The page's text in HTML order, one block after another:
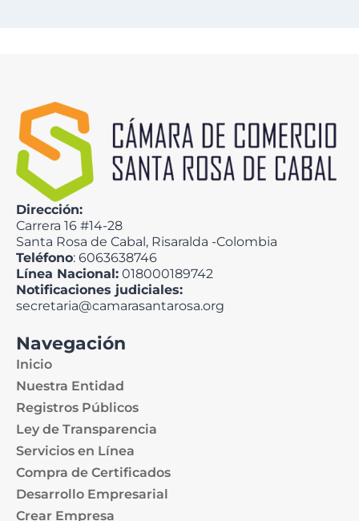
Dirección:
Carrera 16 #14-28
Santa Rosa de Cabal, Risaralda -Colombia
Teléfono: 6063638746
Línea Nacional: 018000189742
Notificaciones judiciales:
secretaria@camarasantarosa.org
Navegación
Inicio
Nuestra Entidad
Registros Públicos
Ley de Transparencia
Servicios en Línea
Compra de Certificados
Desarrollo Empresarial
Crear Empresa